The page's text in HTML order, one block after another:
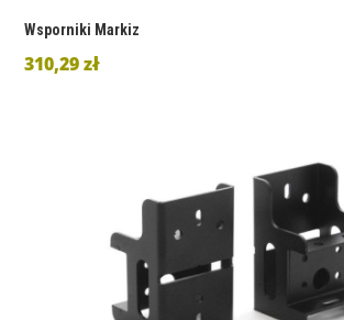
Wsporniki Markiz
310,29 zł